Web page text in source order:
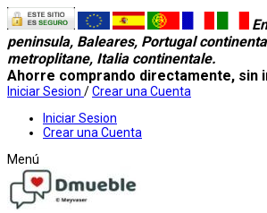
peninsula, Baleares, Portugal
metroplitane, Italia continentale.
Ahorre comprando directamente, sin
Iniciar Sesion /Crear una Cuenta
Iniciar Sesion
Crear una Cuenta
Menú